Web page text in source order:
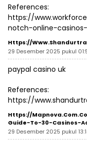
References:
https://
notch-online-
Https://
29 Desember 2025 pukul
paypal casino uk
References:
https://
Https://
Guide-To-30-Casinos-
29 Desember 2025 pukul